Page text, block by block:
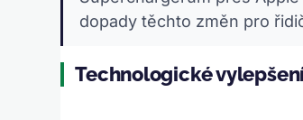
dopady těchto změn pro
Technologické